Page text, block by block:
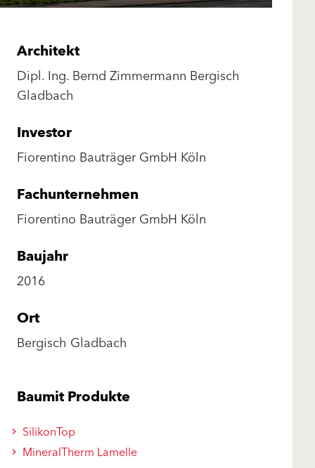
Architekt
Dipl. Ing. Bernd Zimmermann Bergisch
Gladbach
Investor
Fiorentino Bauträger GmbH Köln
Fachunternehmen
Fiorentino Bauträger GmbH Köln
Baujahr
2016
Ort
Bergisch Gladbach
Baumit Produkte
SilikonTop
MineralTherm Lamelle